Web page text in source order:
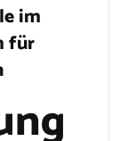
im
für